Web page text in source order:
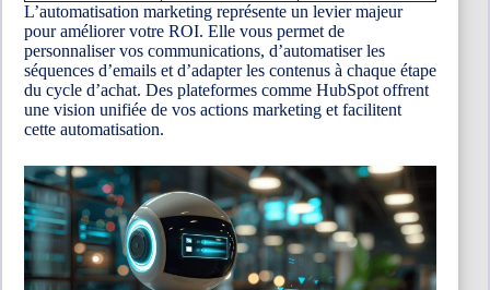
L’automatisation marketing représente un levier majeur
pour améliorer votre ROI. Elle vous permet de
personnaliser vos communications, d’automatiser les
séquences d’emails et d’adapter les contenus à chaque étape
du cycle d’achat. Des plateformes comme HubSpot offrent
une vision unifiée de vos actions marketing et facilitent
cette automatisation.